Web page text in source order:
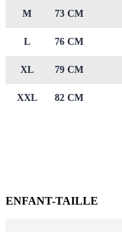
M 73 CM
L 76 CM
XL 79 CM
XXL 82 CM
ENFANT-TAILLE